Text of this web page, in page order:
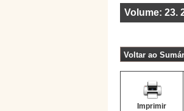
Volume: 23.
Voltar ao
Imprimir